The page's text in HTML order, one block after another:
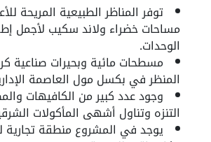
توفر المناظر الطبيعية المريحة
مساحات خضراء ولاند سكيب لأجمل
الوحدات.
مسطحات مائية وبحيرات صناعية
المنظر في بكسل مول العاصمة
وجود عدد كبير من الكافيهات
التنزه وتناول أشهى المأكولات
يوجد في المشروع منطقة تجارية